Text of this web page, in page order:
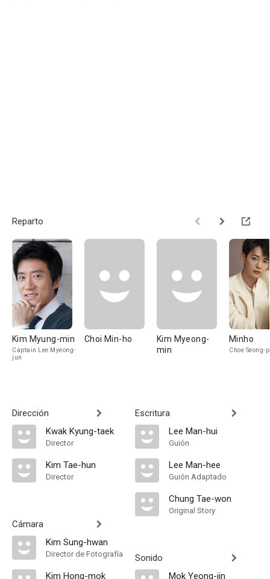
Reparto
Kim Myung-min
Captain Lee Myeong-
jun
Choi Min-ho
Kim Myeong-
min
Minho
Choe Seong-
Dirección
Kwak Kyung-taek
Director
Kim Tae-hun
Director
Cámara
Kim Sung-hwan
Director de Fotografía
Kim Hong-mok
Escritura
Lee Man-hui
Guión
Lee Man-hee
Guión Adaptado
Chung Tae-won
Original Story
Sonido
Mok Yeong-jin